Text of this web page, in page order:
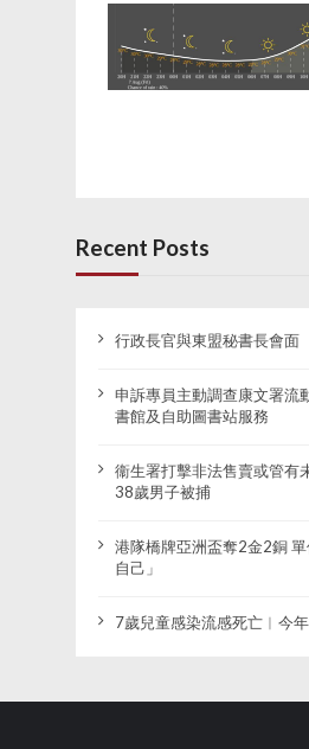
Recent Posts
行政長官與東盟秘書長會面
申訴專員主動調查康文署流
書館及自助圖書站服務
衞生署打擊非法售賣或管有
38歲男子被捕
港隊橋牌亞洲盃奪2金2銅
自己」
7歲兒童感染流感死亡︱今